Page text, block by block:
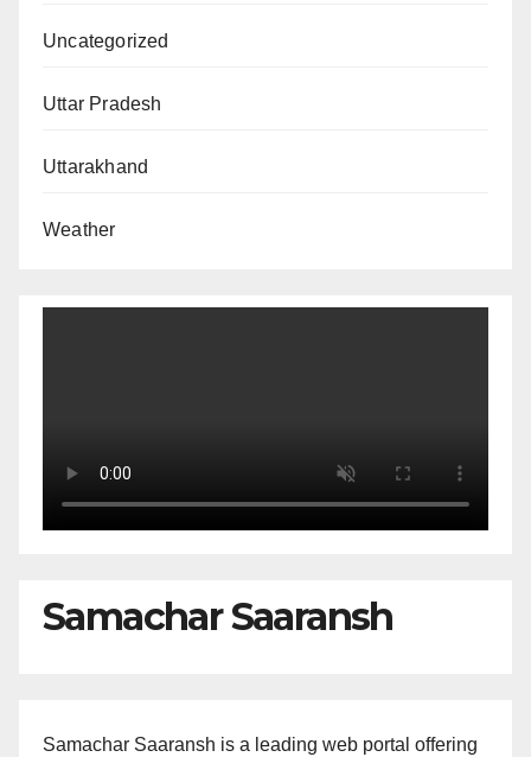
Uncategorized
Uttar Pradesh
Uttarakhand
Weather
Samachar Saaransh
Samachar Saaransh is a leading web portal offering